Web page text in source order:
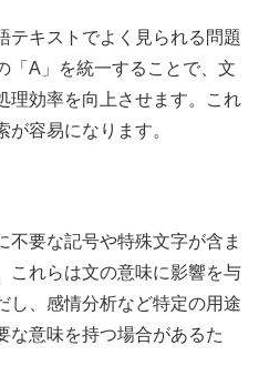
テキストでよく見られる問題
「A」を統一することで、文
理効率を向上させます。これ
容易になります。
不要な記号や特殊文字が含ま
これらは文の意味に影響を与
し、感情分析など特定の用途
な意味を持つ場合があるた